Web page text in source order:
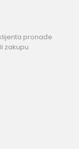
klijenta pronađe
zakupu